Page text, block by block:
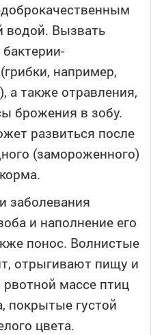
водой. Вызвать
например,
а также отравления,
брожения в зобу.
развиться после
(замороженного)
заболевания
и наполнение его
понос. Волнистые
отрыгивают пищу и
массе птиц
покрытые густой
цвета.